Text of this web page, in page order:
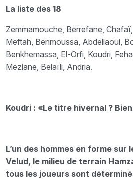
La liste des 18
Zemmamouche, Berrefane,
Meftah, Benmoussa, Abdellaoui,
Benkhemassa, El-Orfi, Koudri,
Meziane, Belaïli, Andria.
Koudri : «Le titre hivernal ?
L’un des hommes en forme sur
Velud, le milieu de terrain
tous les joueurs sont